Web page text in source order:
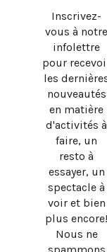
Inscrivez-
vous à notre
infolettre
pour
les
nouveautés
en matière
d'activités à
faire, un
resto à
essayer, un
spectacle à
voir et bien
plus encore!
Nous ne
BRUNO